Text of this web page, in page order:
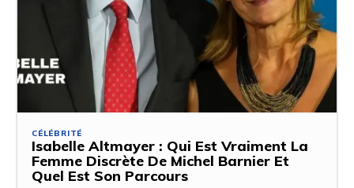
CÉLÉBRITÉ
Isabelle Altmayer : Qui Est Vraiment La
Femme Discrète De Michel Barnier Et
Quel Est Son Parcours